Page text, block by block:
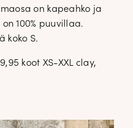
on kapeahko ja
100% puuvillaa.
koko S.
koot XS-XXL clay,